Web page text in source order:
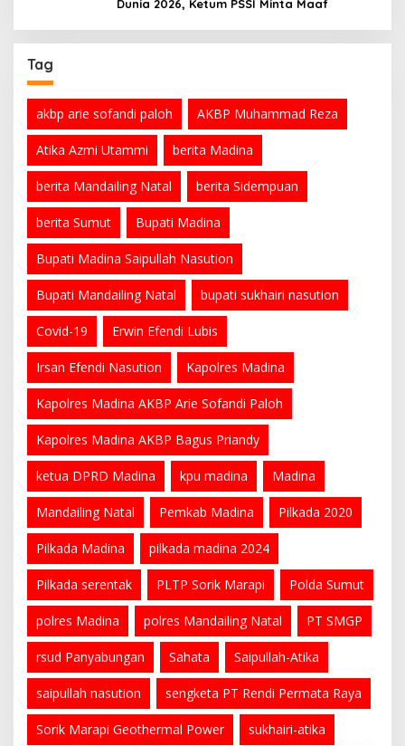
Dunia 2026, Ketum PSSI Minta Maaf
Tag
akbp arie sofandi paloh AKBP Muhammad Reza
Atika Azmi Utammi berita Madina
berita Mandailing Natal berita Sidempuan
berita Sumut Bupati Madina
Bupati Madina Saipullah Nasution
Bupati Mandailing Natal bupati sukhairi nasution
Covid-19 Erwin Efendi Lubis
Irsan Efendi Nasution Kapolres Madina
Kapolres Madina AKBP Arie Sofandi Paloh
Kapolres Madina AKBP Bagus Priandy
ketua DPRD Madina kpu madina Madina
Mandailing Natal Pemkab Madina Pilkada 2020
Pilkada Madina pilkada madina 2024
Pilkada serentak PLTP Sorik Marapi Polda Sumut
polres Madina polres Mandailing Natal PT SMGP
rsud Panyabungan Sahata Saipullah-Atika
saipullah nasution sengketa PT Rendi Permata Raya
Sorik Marapi Geothermal Power sukhairi-atika